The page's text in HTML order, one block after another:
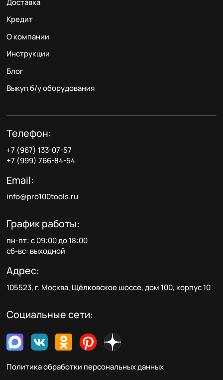
Доставка
Кредит
О компании
Инструкции
Блог
Выкуп б/у оборудования
Телефон:
+7 (967) 133-07-57
+7 (999) 766-84-54
Email:
info@pro100tools.ru
График работы:
пн-пт: с 09:00 до 18:00
сб-вс: выходной
Адрес:
105523, г. Москва, Щёлковское шоссе, дом 100, корпус 10
Социальные сети:
Политика обработки персональных данных